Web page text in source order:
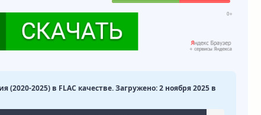
(2020-2025) в FLAC качестве. Загружено: 2 ноября 2025 в